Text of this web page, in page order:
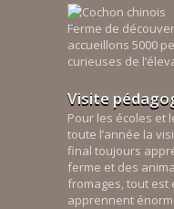
Ferme de
accueillons 5000
curieuses de
Visite
Pour les écoles et
toute l’année la
final toujours
ferme et des
fromages, tout est
apprennent